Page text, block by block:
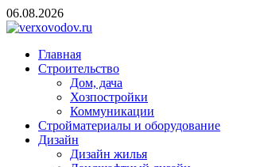
Skip
to
06.08.2026
verxovodov.ru
Ремонт и строительство
Главная
Строительство
Дом, дача
Хозпостройки
Коммуникации
Стройматериалы и оборудование
Дизайн
Дизайн жилья